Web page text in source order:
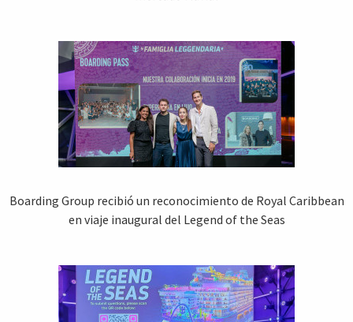
Boarding Group recibió un reconocimiento de Royal Caribbean
en viaje inaugural del Legend of the Seas